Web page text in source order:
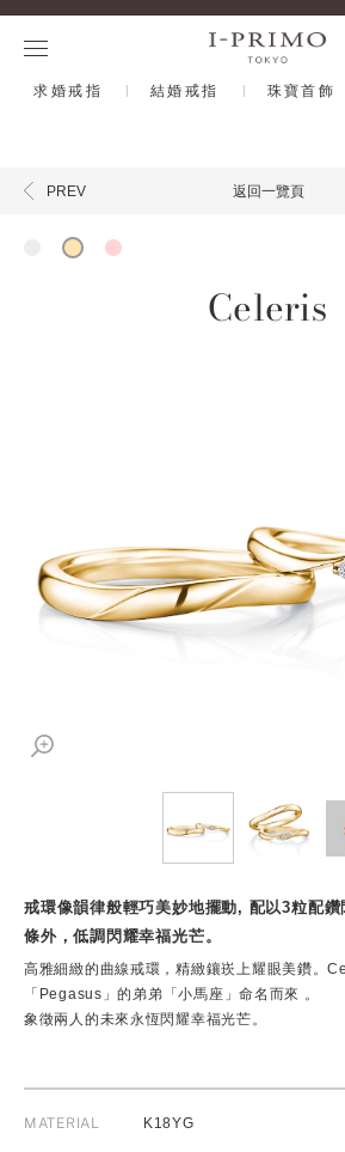
求婚戒指 結婚戒指 珠寶首飾
PREV 返回一覽頁
Celeris
戒環像韻律般輕巧美妙地擺動, 配以3粒配
條外，低調閃耀幸福光芒。
高雅細緻的曲線戒環，精緻鑲崁上耀眼美鑽。
「Pegasus」的弟弟「小馬座」命名而來 。
象徵兩人的未來永恆閃耀幸福光芒。
MATERIAL K18YG